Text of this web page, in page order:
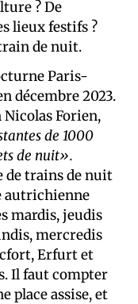
? De
lieux festifs ?
de nuit.
Paris-
décembre 2023.
Nicolas Forien,
de 1000
de nuit».
de trains de nuit
autrichienne
mardis, jeudis
mercredis
Erfurt et
Il faut compter
place assise, et